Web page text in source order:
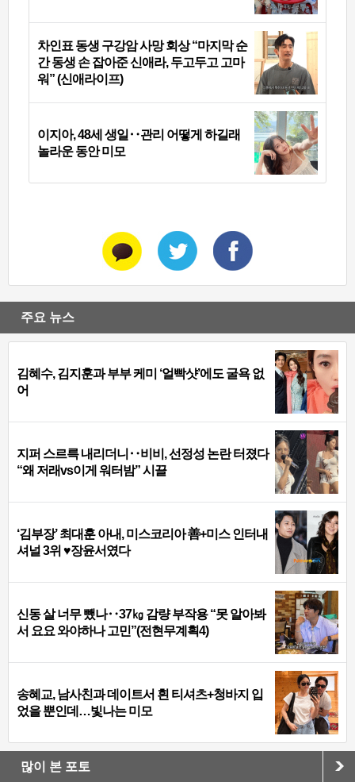
차인표 동생 구강암 사망 회상 “마지막 순
간 동생 손 잡아준 신애라, 두고두고 고마
워” (신애라이프)
이지아, 48세 생일‥관리 어떻게 하길래
놀라운 동안 미모
주요 뉴스
김혜수, 김지훈과 부부 케미 ‘얼빡샷’에도 굴욕 없
어
지퍼 스르륵 내리더니‥비비, 선정성 논란 터졌다
“왜 저래vs이게 워터밤” 시끌
‘김부장’ 최대훈 아내, 미스코리아 善+미스 인터내
셔널 3위 ♥장윤서였다
신동 살 너무 뺐나‥37㎏ 감량 부작용 “못 알아봐
서 요요 와야하나 고민”(전현무계획4)
송혜교, 남사친과 데이트서 흰 티셔츠+청바지 입
었을 뿐인데…빛나는 미모
많이 본 포토